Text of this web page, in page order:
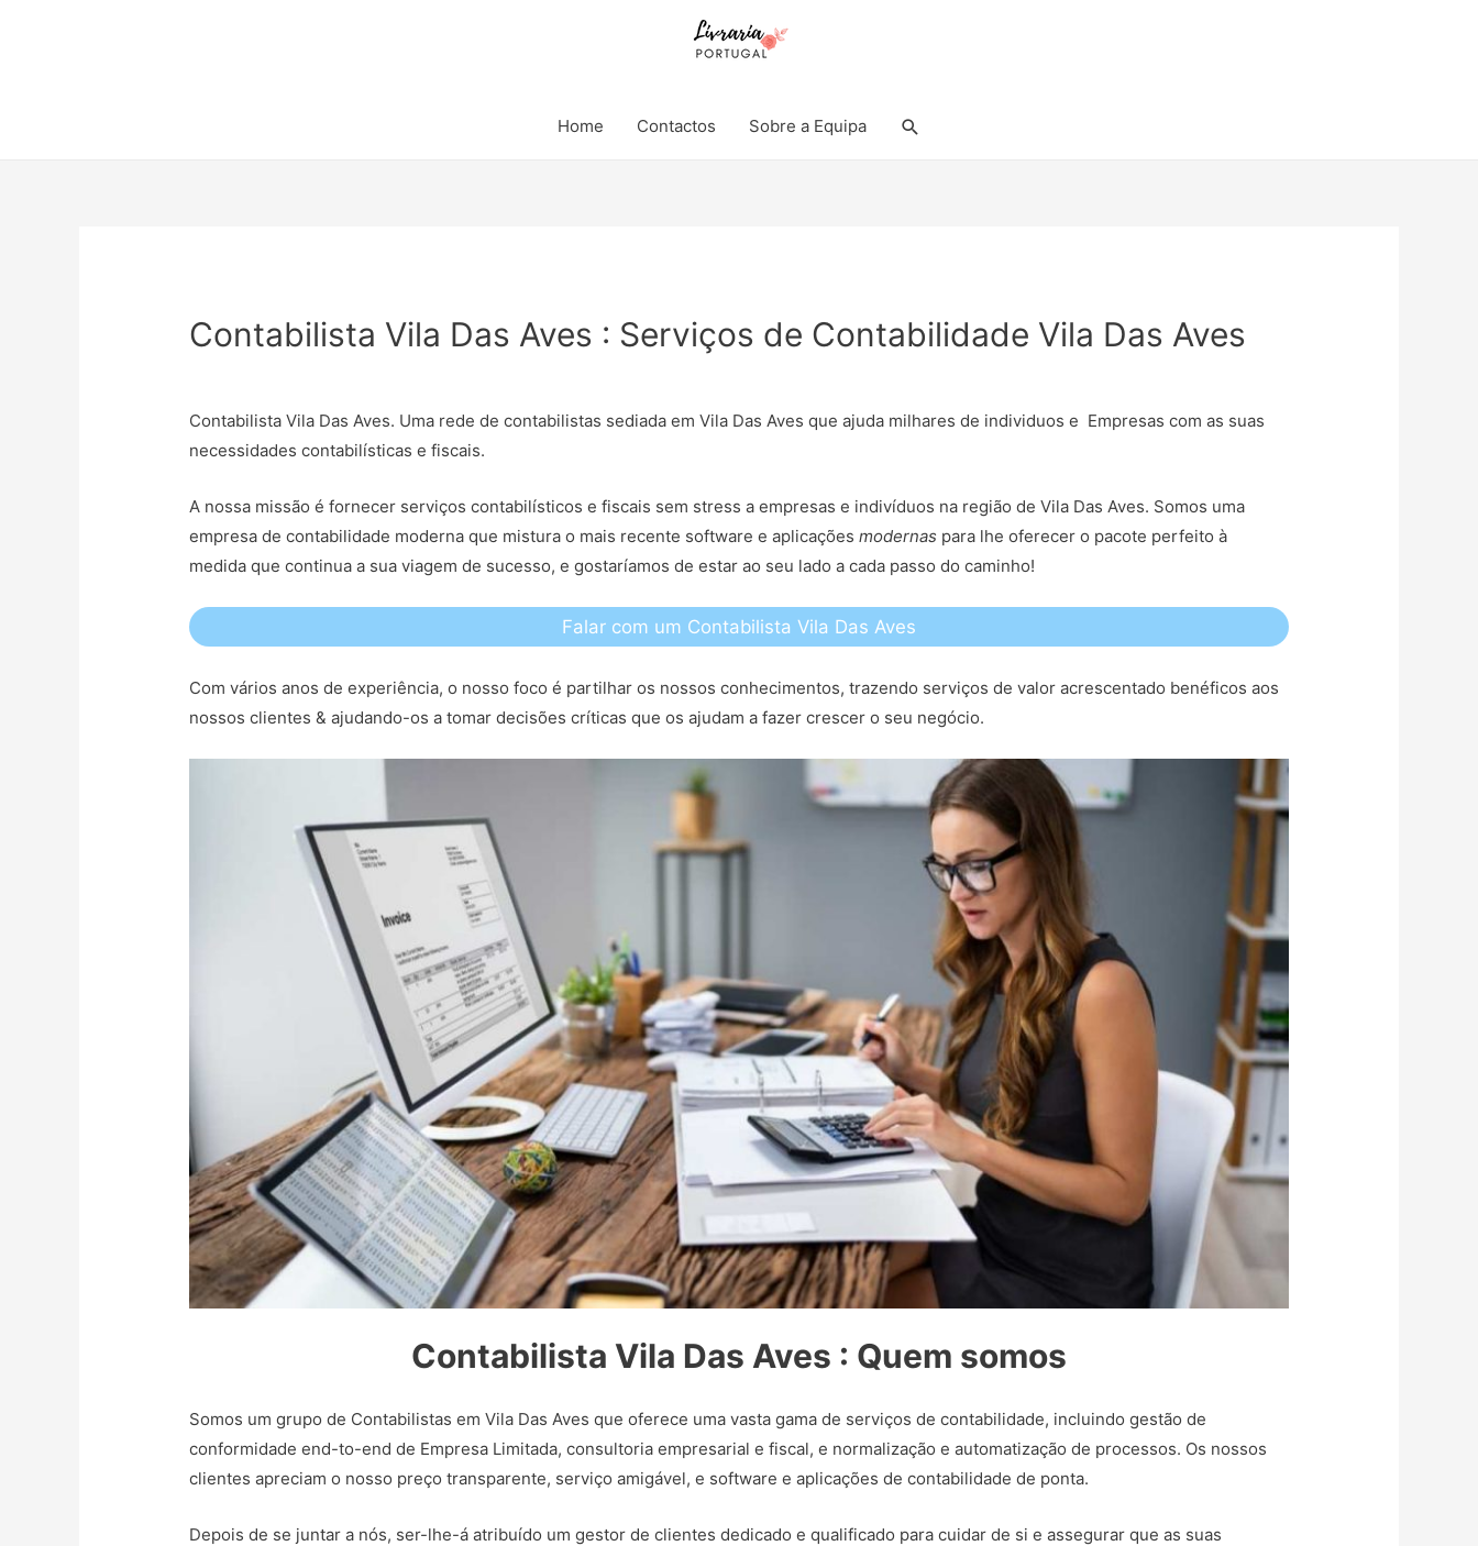
Home Contactos Sobre a Equipa Search
Contabilista Vila Das Aves : Serviços de Contabilidade Vila Das Aves
Contabilista Vila Das Aves. Uma rede de contabilistas sediada em Vila Das Aves que ajuda milhares de individuos e Empresas com as suas
necessidades contabilísticas e fiscais.
A nossa missão é fornecer serviços contabilísticos e fiscais sem stress a empresas e indivíduos na região de Vila Das Aves. Somos uma
empresa de contabilidade moderna que mistura o mais recente software e aplicaçõesmodernas para lhe oferecer o pacote perfeito à
medida que continua a sua viagem de sucesso, e gostaríamos de estar ao seu lado a cada passo do caminho!
Falar com um Contabilista Vila Das Aves
Com vários anos de experiência, o nosso foco é partilhar os nossos conhecimentos, trazendo serviços de valor acrescentado benéficos aos
nossos clientes & ajudando-os a tomar decisões críticas que os ajudam a fazer crescer o seu negócio.
Contabilista Vila Das Aves : Quem somos
Somos um grupo de Contabilistas em Vila Das Aves que oferece uma vasta gama de serviços de contabilidade, incluindo gestão de
conformidade end-to-end de Empresa Limitada, consultoria empresarial e fiscal, e normalização e automatização de processos. Os nossos
clientes apreciam o nosso preço transparente, serviço amigável, e software e aplicações de contabilidade de ponta.
Depois de se juntar a nós, ser-lhe-á atribuído um gestor de clientes dedicado e qualificado para cuidar de si e assegurar que as suas